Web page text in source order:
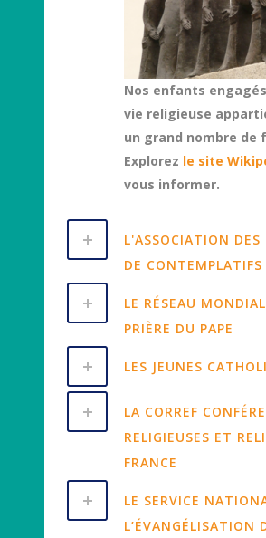
Nos enfants
vie religieuse
un grand nombre de
Explorez le site
vous informer.
L'ASSOCIATION DES
DE CONTEMPLATIFS
LE RÉSEAU
PRIÈRE DU PAPE
LES JEUNES
LA CORREF
RELIGIEUSES ET
FRANCE
LE SERVICE
L’ÉVANGÉLISATION